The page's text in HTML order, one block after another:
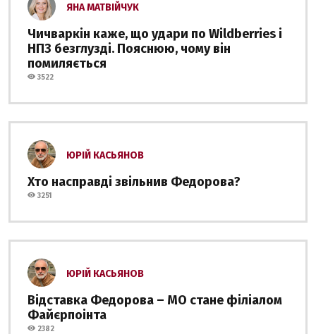
ЯНА МАТВІЙЧУК
Чичваркін каже, що удари по Wildberries і
НПЗ безглузді. Пояснюю, чому він
помиляється
3522
ЮРІЙ КАСЬЯНОВ
Хто насправді звільнив Федорова?
3251
ЮРІЙ КАСЬЯНОВ
Відставка Федорова – МО стане філіалом
Файєрпоінта
2382